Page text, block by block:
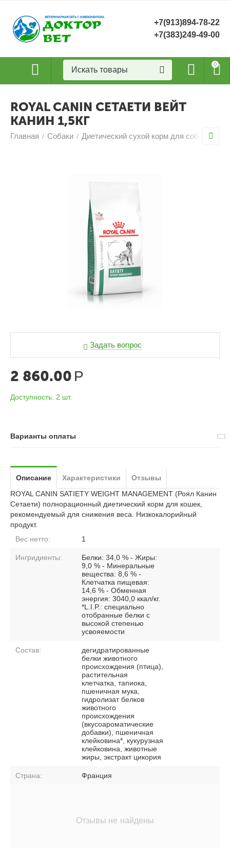
+7(913)894-78-22
+7(383)249-49-00
0
ROYAL CANIN СЕТАЕТИ ВЕЙТ
КАНИН 1,5КГ
Главная / Собаки / Диетический сухой корм для собак
Задать вопрос
2 860.00 Р
Доступность: 2 шт.
Варианты оплаты
Описание Характеристики
Отзывы
ROYAL CANIN SATIETY WEIGHT MANAGEMENT (Роял Канин
Сетаети) полнорационный диетический корм для кошек,
рекомендуемый для снижения веса. Низкокалорийный
продукт.
Вес нетто:
1
Ингридиенты:
Белки: 34,0 % - Жиры:
9,0 % - Минеральные
вещества: 8,6 % -
Клетчатка пищевая:
14,6 % - Обменная
энергия: 3040,0 ккал/кг.
*L.I.P.: специально
отобранные белки с
высокой степенью
усвояемости
Состав:
дегидратированные
белки животного
происхождения (птица),
растительная
клетчатка, тапиока,
пшеничная мука,
гидролизат белков
животного
происхождения
(вкусоароматические
добавки), пшеничная
клейковина*, кукурузная
клейковина, животные
жиры, экстракт цикория
Страна: Франция
Отзывы не найдены